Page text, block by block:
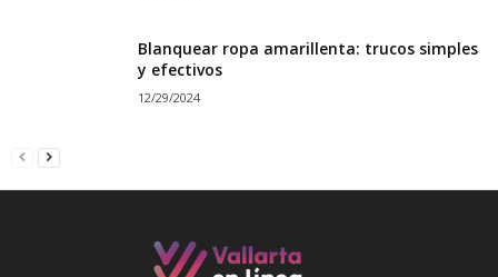
Blanquear ropa amarillenta: trucos simples
y efectivos
12/29/2024